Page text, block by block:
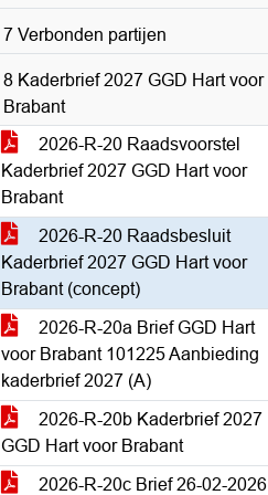
7 Verbonden partijen
8 Kaderbrief 2027 GGD Hart voor
Brabant
2026-R-20 Raadsvoorstel
Kaderbrief 2027 GGD Hart voor
Brabant
2026-R-20 Raadsbesluit
Kaderbrief 2027 GGD Hart voor
Brabant (concept)
2026-R-20a Brief GGD Hart
voor Brabant 101225 Aanbieding
kaderbrief 2027 (A)
2026-R-20b Kaderbrief 2027
GGD Hart voor Brabant
2026-R-20c Brief 26-02-2026